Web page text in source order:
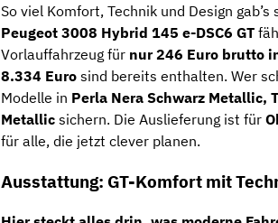
So viel Komfort, Technik und Design
Peugeot 3008 Hybrid 145 e-DSC6 GT
Vorlauffahrzeug für nur 246 Euro brutto
8.334 Euro sind bereits enthalten. Wer
Modelle in Perla Nera Schwarz Metallic,
Metallic sichern. Die Auslieferung ist für
für alle, die jetzt clever planen.
Ausstattung: GT-Komfort mit